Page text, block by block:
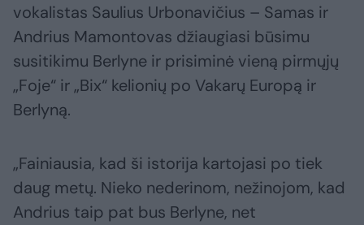
vokalistas Saulius Urbonavičius – Samas ir
Andrius Mamontovas džiaugiasi būsimu
susitikimu Berlyne ir prisiminė vieną pirmųjų
„Foje“ ir „Bix“ kelionių po Vakarų Europą ir
Berlyną.
„Fainiausia, kad ši istorija kartojasi po tiek
daug metų. Nieko nederinom, nežinojom, kad
Andrius taip pat bus Berlyne, net